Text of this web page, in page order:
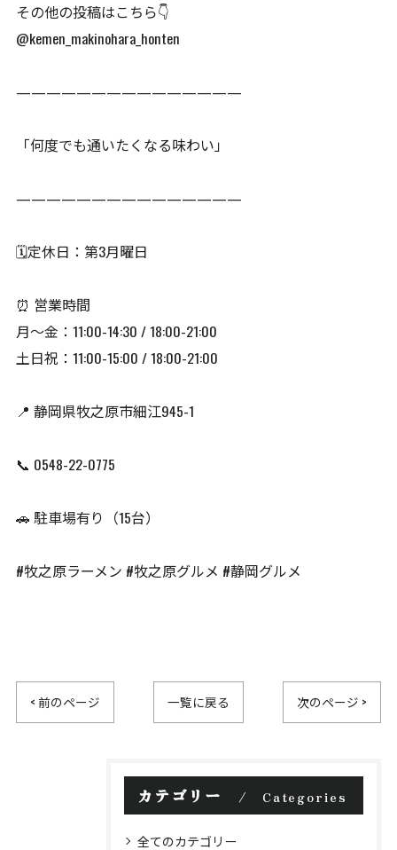
その他の投稿はこちら👇
@kemen_makinohara_honten
———————————————
「何度でも通いたくなる味わい」
———————————————
🗓️定休日：第3月曜日
⏰ 営業時間
月〜金：11:00-14:30 / 18:00-21:00
土日祝：11:00-15:00 / 18:00-21:00
📍 静岡県牧之原市細江945-1
📞 0548-22-0775
🚗 駐車場有り（15台）
#牧之原ラーメン #牧之原グルメ #静岡グルメ
< 前のページ 一覧に戻る 次のページ >
カテゴリー Categories
全てのカテゴリー